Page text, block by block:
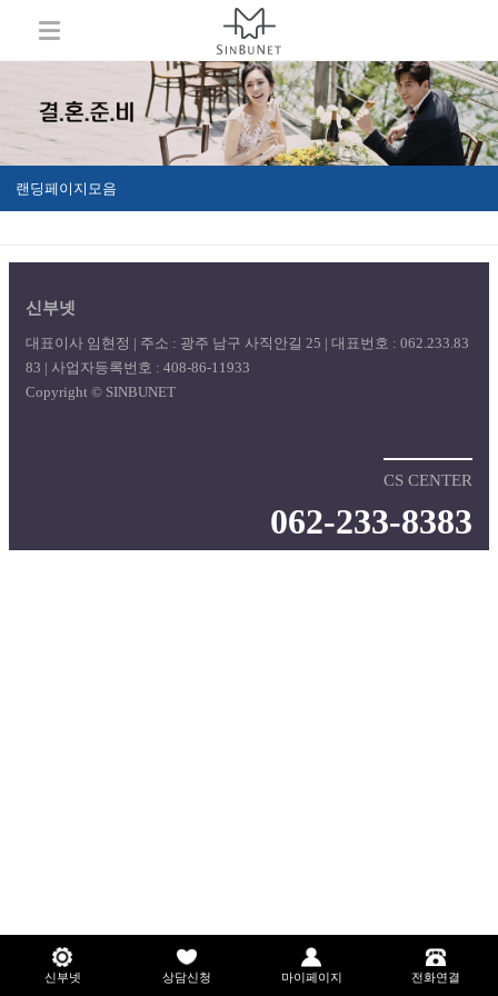
랜딩페이지모음
신부넷
대표이사 임현정 | 주소 : 광주 남구 사직안길 25 | 대표번호 : 062.233.83
83 | 사업자등록번호 : 408-86-11933
Copyright © SINBUNET
CS CENTER
062-233-8383
신부넷 상담신청 마이페이지 전화연결